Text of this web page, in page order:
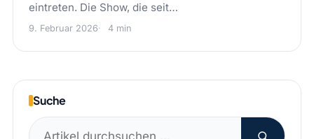
eintreten. Die Show, die seit…
9. Februar 2026 4 min
Suche
Suchen